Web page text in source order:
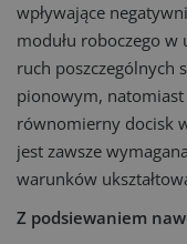
wpływające
modułu roboczego w
ruch poszczególnych
pionowym, natomiast
równomierny docisk
jest zawsze
warunków
Z podsiewaniem